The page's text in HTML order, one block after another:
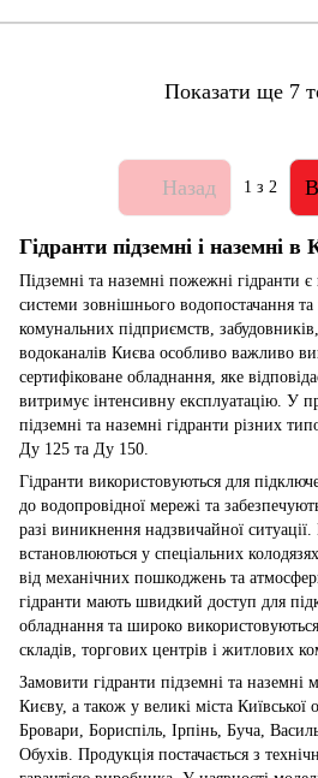
Показати ще 7
Назад 1 з 2
Гідранти підземні і наземні в
Підземні та наземні пожежні гідранти
системи зовнішнього водопостачання
комунальних підприємств,
водоканалів Києва особливо важливо
сертифіковане обладнання, яке
витримує інтенсивну експлуатацію. У
підземні та наземні гідранти різних
Ду 125 та Ду 150.
Гідранти використовуються для
до водопровідної мережі та
разі виникнення надзвичайної ситуації.
встановлюються у спеціальних
від механічних пошкоджень та
гідранти мають швидкий доступ для
обладнання та широко
складів, торгових центрів і житлових
Замовити гідранти підземні та
Києву, а також у великі міста Київської
Бровари, Бориспіль, Ірпінь, Буча,
Обухів. Продукція постачається з